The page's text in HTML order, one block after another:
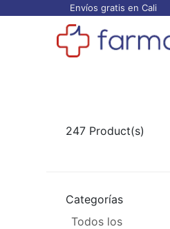
Envíos gratis en Cali
247 Product(s)
Categorías
Todos los